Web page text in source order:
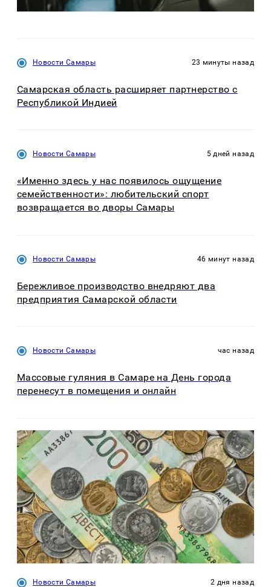
Новости Самары 23 минуты назад
Самарская область расширяет партнерство с
Республикой Индией
Новости Самары 5 дней назад
«Именно здесь у нас появилось ощущение
семейственности»: любительский спорт
возвращается во дворы Самары
Новости Самары 46 минут назад
Бережливое производство внедряют два
предприятия Самарской области
Новости Самары час назад
Массовые гуляния в Самаре на День города
перенесут в помещения и онлайн
Новости Самары 2 дня назад